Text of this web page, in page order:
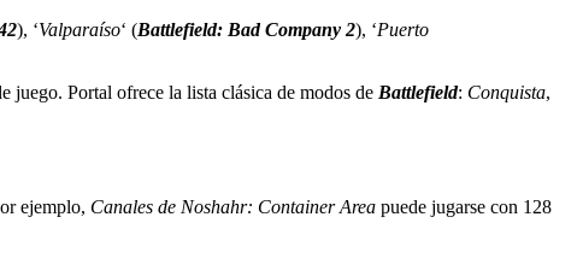
), ‘Valparaíso‘ (Battlefield: Bad Company 2), ‘Puerto
juego. Portal ofrece la lista clásica de modos de Battlefield: Conquista,
ejemplo, Canales de Noshahr: Container Area puede jugarse con 128